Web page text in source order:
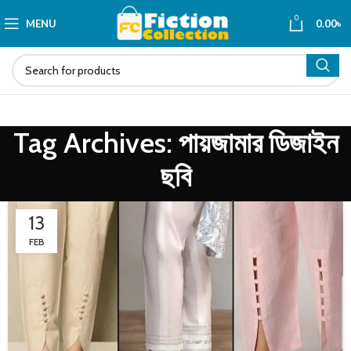
MENU 0 0.00৳
Tag Archives: পায়জামার ডিজাইন
ছবি
13
FEB